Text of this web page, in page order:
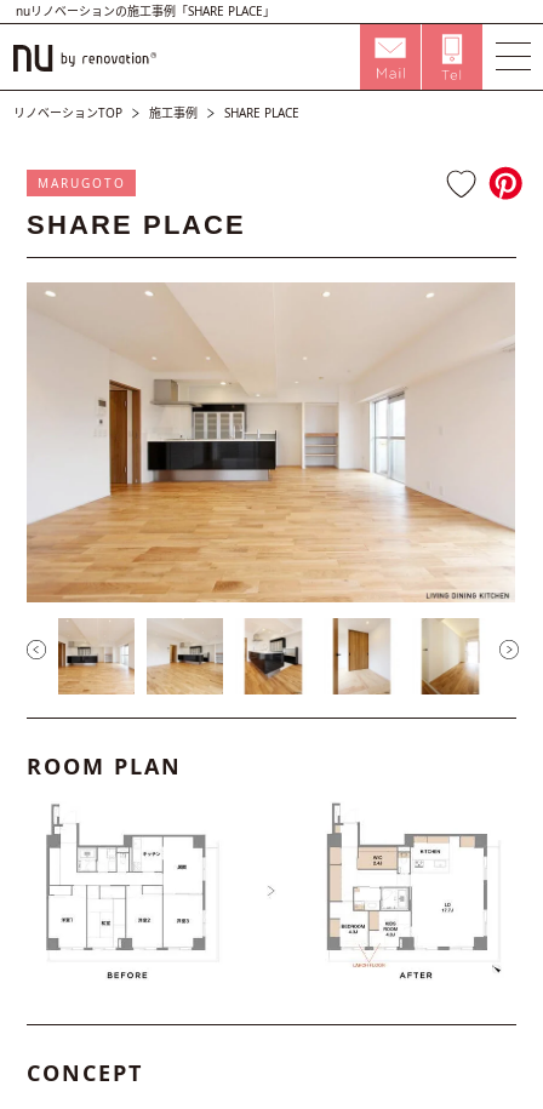
nuリノベーションの施工事例「SHARE PLACE」
リノベーションTOP 施工事例 SHARE PLACE
MARUGOTO
SHARE PLACE
ROOM PLAN
CONCEPT